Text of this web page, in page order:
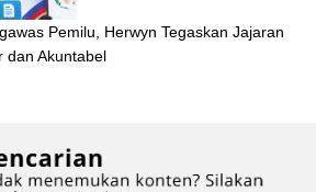
Pemilu, Herwyn Tegaskan Jajaran
dan Akuntabel